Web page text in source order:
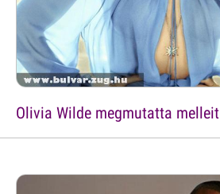
Olivia Wilde megmutatta melleit